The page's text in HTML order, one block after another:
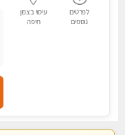
לפרטים
נוספים
עיסוי בצפון
חיפה